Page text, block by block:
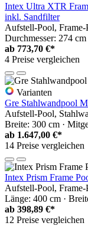
Intex Ultra XTR
inkl. Sandfilter
Aufstell-Pool, Frame-
Durchmesser: 274
ab 773,70 €*
4 Preise vergleichen
Varianten
Gre Stahlwandpool
Aufstell-Pool,
Breite: 300 cm ·
ab 1.647,00 €*
14 Preise vergleichen
Intex Prism Frame
Aufstell-Pool, Frame-
Länge: 400 cm ·
ab 398,89 €*
12 Preise vergleichen